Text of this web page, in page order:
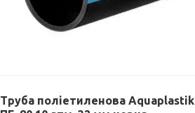
Труба поліетиленова Aquaplastik